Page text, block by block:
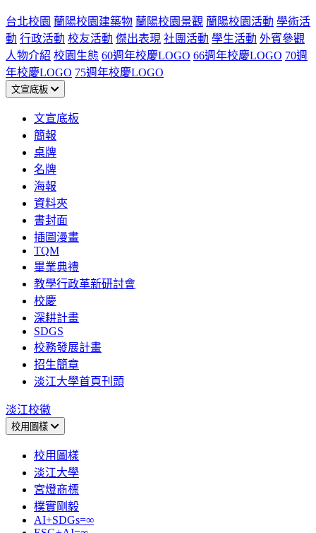
台北校園 蘭陽校園建築物 蘭陽校園景觀 蘭陽校園活動 學術活
動 行政活動 校友活動 傑出表現 社團活動 學生活動 外賓參觀
人物介紹 校園生態 60週年校慶LOGO 66週年校慶LOGO 70週
年校慶LOGO 75週年校慶LOGO
文宣底板
文宣底板
簡報
桌牌
名牌
海報
資料夾
書封面
插圖漫畫
TQM
畢業典禮
教學行政革新研討會
校慶
深耕計畫
SDGS
校務發展計畫
招生簡章
淡江大學首頁刊頭
淡江校徽
校用圖樣
校用圖樣
淡江大學
宮燈商標
樸實剛毅
AI+SDGs=∞